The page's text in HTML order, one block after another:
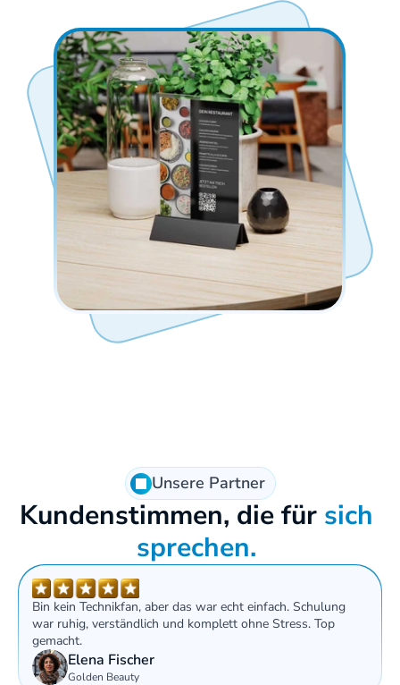
Unsere Partner
Kundenstimmen, die für sich
sprechen.
Bin kein Technikfan, aber das war echt einfach. Schulung
war ruhig, verständlich und komplett ohne Stress. Top
gemacht.
Elena Fischer
Golden Beauty